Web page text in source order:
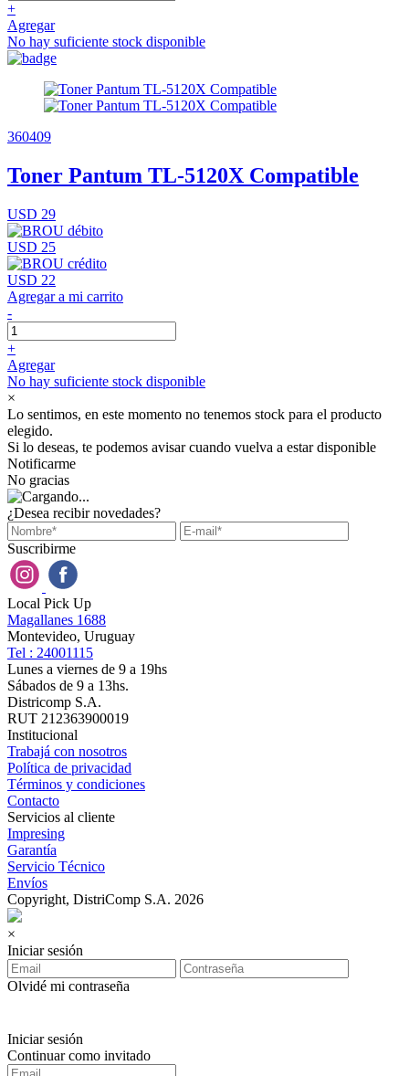
+
Agregar
No hay suficiente stock disponible
360409
Toner Pantum TL-5120X Compatible
USD 29
USD 25
USD 22
Agregar a mi carrito
-
+
Agregar
No hay suficiente stock disponible
×
Lo sentimos, en este momento no tenemos stock para el producto
elegido.
Si lo deseas, te podemos avisar cuando vuelva a estar disponible
Notificarme
No gracias
¿Desea recibir novedades?
Suscribirme
Local Pick Up
Magallanes 1688
Montevideo, Uruguay
Tel : 24001115
Lunes a viernes de 9 a 19hs
Sábados de 9 a 13hs.
Districomp S.A.
RUT 212363900019
Institucional
Trabajá con nosotros
Política de privacidad
Términos y condiciones
Contacto
Servicios al cliente
Impresing
Garantía
Servicio Técnico
Envíos
Copyright, DistriComp S.A. 2026
×
Iniciar sesión
Olvidé mi contraseña
Iniciar sesión
Continuar como invitado